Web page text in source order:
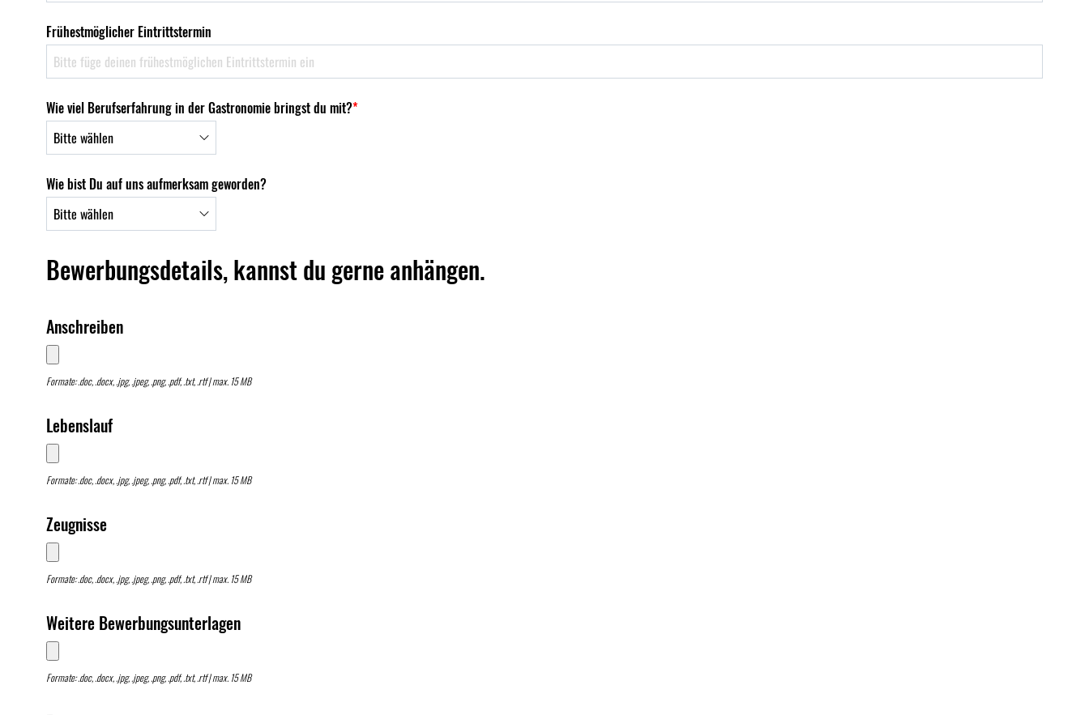
Frühestmöglicher Eintrittstermin
Wie viel Berufserfahrung in der Gastronomie bringst du mit?*
Wie bist Du auf uns aufmerksam geworden?
Bewerbungsdetails, kannst du gerne anhängen.
Anschreiben
Formate: .doc, .docx, .jpg, .jpeg, .png, .pdf, .txt, .rtf | max. 15 MB
Lebenslauf
Formate: .doc, .docx, .jpg, .jpeg, .png, .pdf, .txt, .rtf | max. 15 MB
Zeugnisse
Formate: .doc, .docx, .jpg, .jpeg, .png, .pdf, .txt, .rtf | max. 15 MB
Weitere Bewerbungsunterlagen
Formate: .doc, .docx, .jpg, .jpeg, .png, .pdf, .txt, .rtf | max. 15 MB